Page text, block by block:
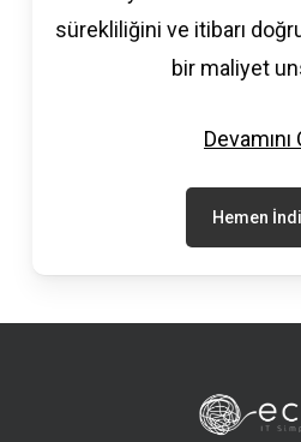
sürekliliğini ve itibarı
bir maliyet
Devamını
Hemen